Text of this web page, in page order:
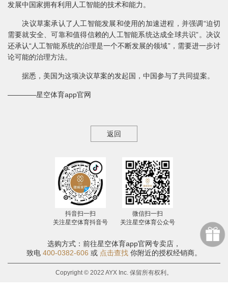
发展中国家拥有利用人工智能的技术和能力。
决议草案承认了人工智能发展和使用的加速进程，并强调“迫切
需要就安全、可靠和值得信赖的人工智能系统达成全球共识”。决议
还承认“人工智能系统的治理是一个不断发展的领域”，需要进一步讨
论可能的治理方法。
据悉，美国为这项决议草案的发起国，中国参与了共同提案。
————星空体育app官网
返回
抖音扫一扫
关注星空体育抖音号
微信扫一扫
关注星空体育公众号
选购方式：前往星空体育app官网专卖店，
致电 400-0382-606 或 点击查找 你附近的授权经销商。
Copyright © 2022 AYX Inc. 保留所有权利。